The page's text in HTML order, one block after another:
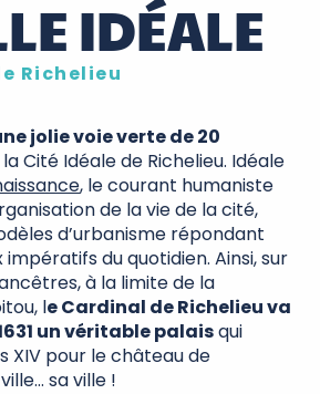
IDÉALE
Richelieu
jolie voie verte de 20
Cité Idéale de Richelieu. Idéale
, le courant humaniste
de la vie de la cité,
d’urbanisme répondant
du quotidien. Ainsi, sur
à la limite de la
le Cardinal de Richelieu va
un véritable palaisqui
XIV pour le château de
sa ville !